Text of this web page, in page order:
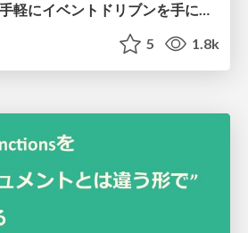
EventGridTopicで手軽にイベントドリブンを手に入れる
5 1.8k